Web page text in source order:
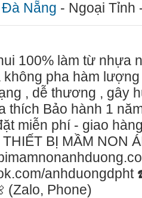
Nẵng - Ngoại Tỉnh
100% làm từ nhựa
pha hàm
, dễ thương , gây
thích Bảo hành 1
miễn phí - giao
BỊ MẦM NON
(Zalo, Phone)